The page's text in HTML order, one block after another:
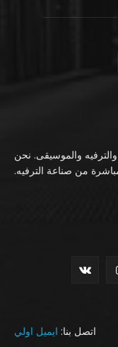
والموسيقى. نحن
من صناعة الترفيه.
اتصل بنا: ايميل اولي